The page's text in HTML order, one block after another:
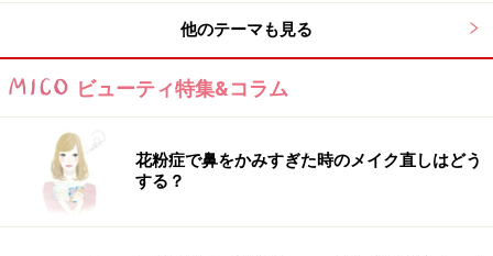
き、半分もしくは3つ折りにしてお好みの固さで仕上げ
る。
4. お皿に盛り、スライスしたアボカドとトマトを添えて
完成。
■ポイント
他のテーマも見る
ビューティ特集&コラム
花粉症で鼻をかみすぎた時のメイク直しはどう
する？